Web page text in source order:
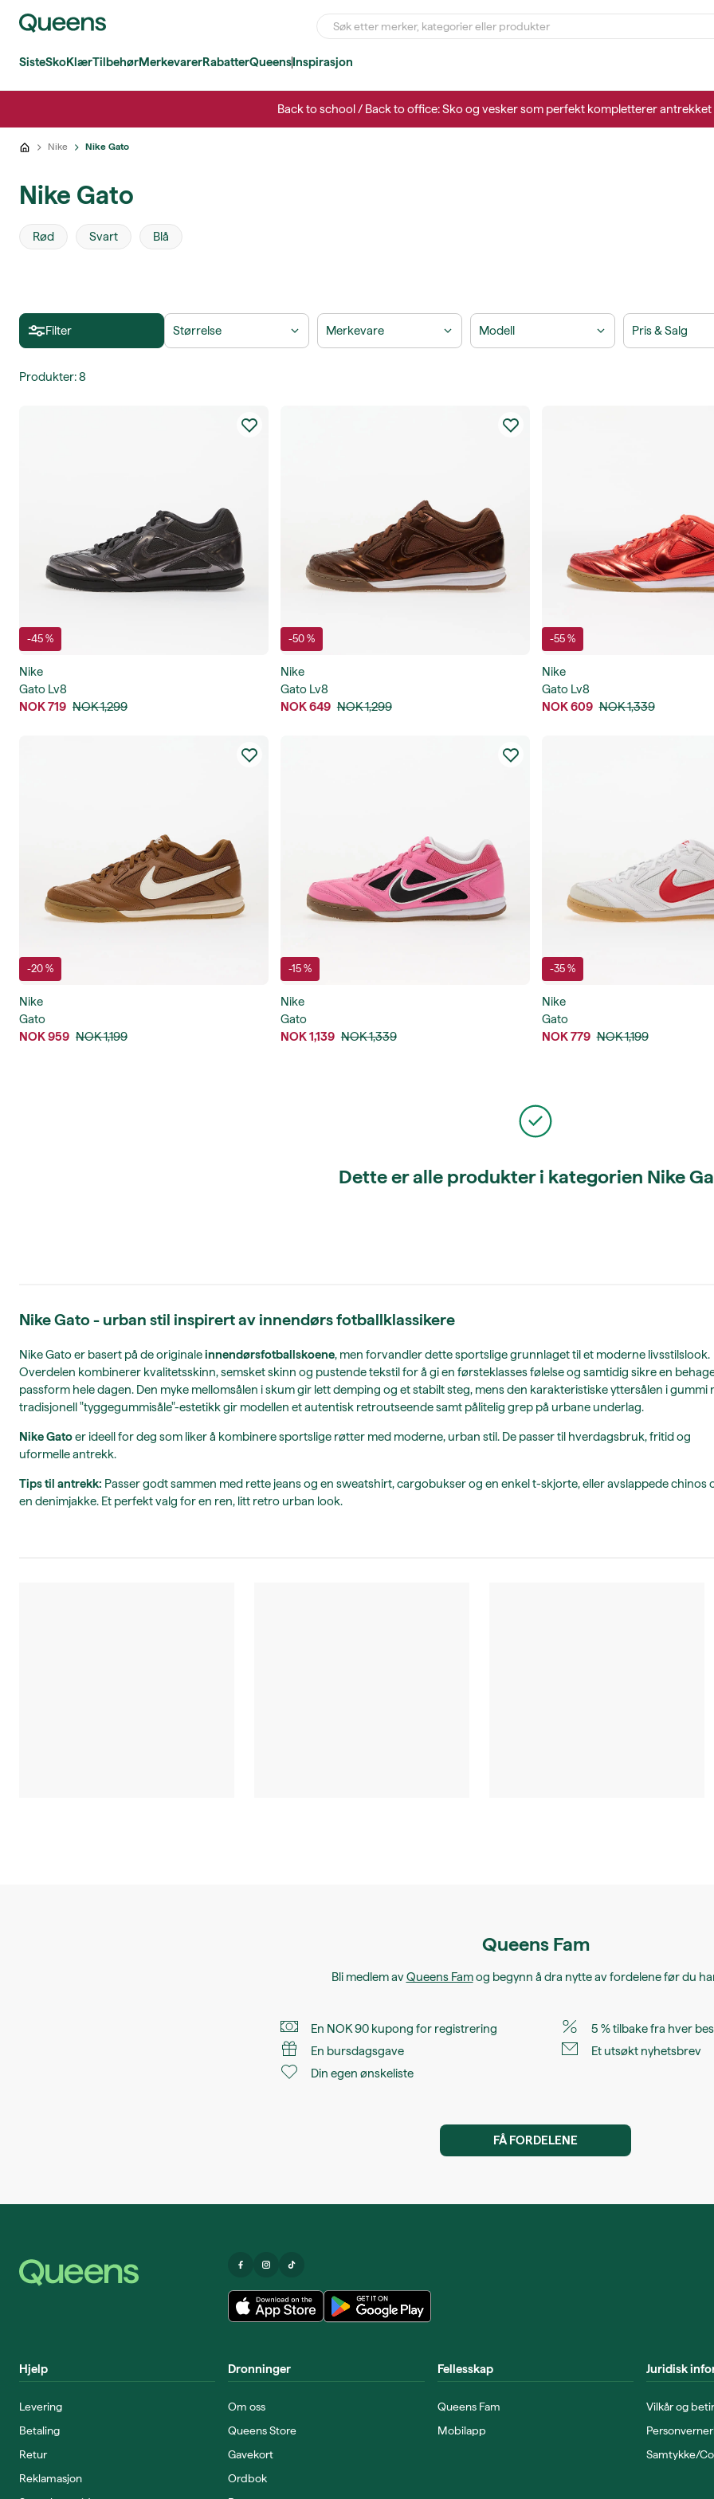
SisteSkoKlærTilbehørMerkevarerRabatterQueensInspirasjon
Back to school / Back to office: Sko og vesker som perfekt kompletterer antrekket
Nike Nike Gato
Nike Gato
Rød Svart Blå
Filter Størrelse Merkevare Modell Pris & Salg
Produkter:8
-45 %
Nike
Gato Lv8
NOK 719 NOK 1,299
-50 %
Nike
Gato Lv8
NOK 649 NOK 1,299
-55 %
Nike
Gato Lv8
NOK 609 NOK 1,339
-20 %
Nike
Gato
NOK 959 NOK 1,199
-15 %
Nike
Gato
NOK 1,139 NOK 1,339
-35 %
Nike
Gato
NOK 779 NOK 1,199
Dette er alle produkter i kategorien Nike
Nike Gato - urban stil inspirert av innendørs fotballklassikere
Nike Gato er basert på de originaleinnendørsfotballskoene, men forvandler dette sportslige grunnlaget til et moderne livsstilslook.
Overdelen kombinerer kvalitetsskinn, semsket skinn og pustende tekstil for å gi en førsteklasses følelse og samtidig sikre en
passform hele dagen. Den myke mellomsålen i skum gir lett demping og et stabilt steg, mens den karakteristiske yttersålen i gummi
tradisjonell "tyggegummisåle"-estetikk gir modellen et autentisk retroutseende samt pålitelig grep på urbane underlag.
Nike Gatoer ideell for deg som liker å kombinere sportslige røtter med moderne, urban stil. De passer til hverdagsbruk, fritid og
uformelle antrekk.
Tips til antrekk: Passer godt sammen med rette jeans og en sweatshirt, cargobukser og en enkel t-skjorte, eller avslappede chinos
en denimjakke. Et perfekt valg for en ren, litt retro urban look.
Queens Fam
Bli medlem avQueens Famog begynn å dra nytte av fordelene før du
En NOK 90 kupong for registrering
5 % tilbake fra hver
En bursdagsgave
Et utsøkt nyhetsbrev
Din egen ønskeliste
FÅ FORDELENE
Hjelp
Levering
Betaling
Retur
Reklamasjon
Dronninger
Om oss
Queens Store
Gavekort
Ordbok
Fellesskap
Queens Fam
Mobilapp
Juridisk
Vilkår og
Samtykke/